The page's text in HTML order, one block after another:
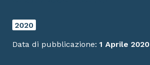
2020
Data di pubblicazione: 1 Aprile 2020